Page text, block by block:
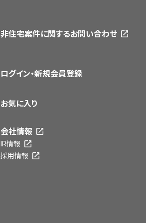
非住宅案件に関するお問い合わせ
ログイン・新規会員登録
お気に入り
会社情報
IR情報
採用情報